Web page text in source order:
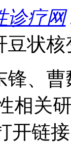
诊疗网
豆状
锋、
相关
开链